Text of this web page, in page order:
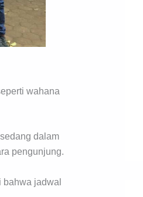
wahana
dalam
pengunjung.
jadwal